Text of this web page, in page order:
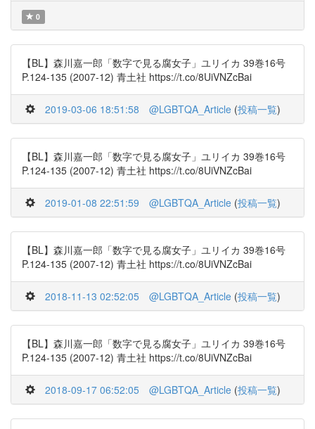
0
【BL】森川嘉一郎「数字で見る腐女子」ユリイカ 39巻16号
P.124-135 (2007-12) 青土社 https://t.co/8UiVNZcBai
2019-03-06 18:51:58 @LGBTQA_Article (投稿一覧)
【BL】森川嘉一郎「数字で見る腐女子」ユリイカ 39巻16号
P.124-135 (2007-12) 青土社 https://t.co/8UiVNZcBai
2019-01-08 22:51:59 @LGBTQA_Article (投稿一覧)
【BL】森川嘉一郎「数字で見る腐女子」ユリイカ 39巻16号
P.124-135 (2007-12) 青土社 https://t.co/8UiVNZcBai
2018-11-13 02:52:05 @LGBTQA_Article (投稿一覧)
【BL】森川嘉一郎「数字で見る腐女子」ユリイカ 39巻16号
P.124-135 (2007-12) 青土社 https://t.co/8UiVNZcBai
2018-09-17 06:52:05 @LGBTQA_Article (投稿一覧)